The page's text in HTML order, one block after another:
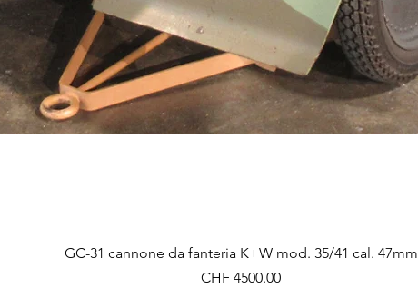
Vista rapida
GC-31 cannone da fanteria K+W mod. 35/41 cal. 47mm
Prezzo
CHF 4500.00